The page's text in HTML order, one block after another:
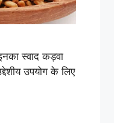
स्वाद कड़वा
उपयोग के लिए